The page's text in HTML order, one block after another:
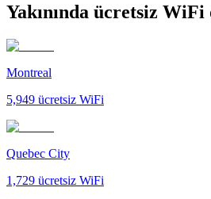
Yakınında ücretsiz
Montreal
5,949 ücretsiz WiFi
Quebec City
1,729 ücretsiz WiFi